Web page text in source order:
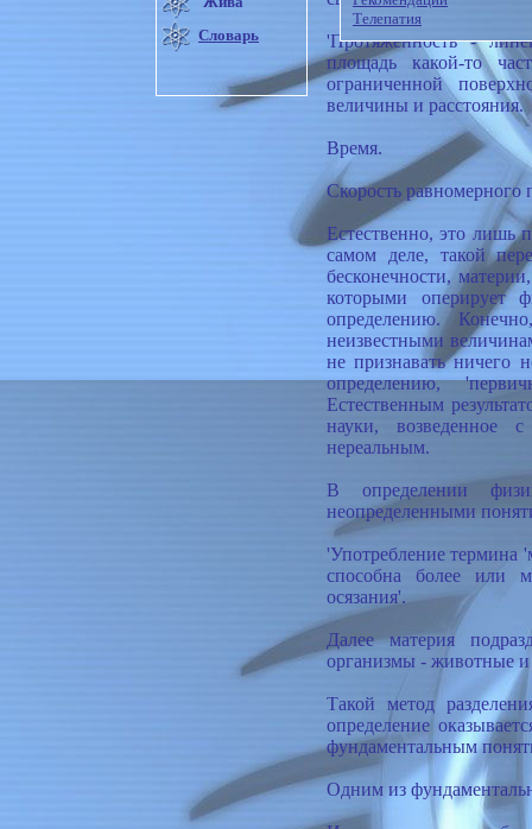
Телепатия
Словарь
'Протяженность -
площадь какой-то
ограниченной
величины и расстояния.
Время.
Скорость
Естественно, это лишь
самом деле, такой
бесконечности,
которыми оперирует
определению.
неизвестными
не признавать ничего
определению,
Естественным
науки, возведенное
нереальным.
В определении
неопределенными
'Употребление термина
способна более или
осязания'.
Далее материя
организмы - животные и
Такой метод
определение
фундаментальным
Одним из